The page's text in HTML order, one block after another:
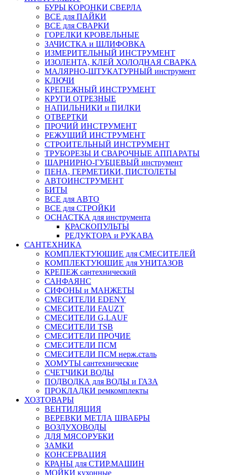
БУРЫ КОРОНКИ СВЕРЛА
ВСЕ для ПАЙКИ
ВСЕ для СВАРКИ
ГОРЕЛКИ КРОВЕЛЬНЫЕ
ЗАЧИСТКА и ШЛИФОВКА
ИЗМЕРИТЕЛЬНЫЙ ИНСТРУМЕНТ
ИЗОЛЕНТА, КЛЕЙ ХОЛОДНАЯ СВАРКА
МАЛЯРНО-ШТУКАТУРНЫЙ инструмент
КЛЮЧИ
КРЕПЕЖНЫЙ ИНСТРУМЕНТ
КРУГИ ОТРЕЗНЫЕ
НАПИЛЬНИКИ и ПИЛКИ
ОТВЕРТКИ
ПРОЧИЙ ИНСТРУМЕНТ
РЕЖУЩИЙ ИНСТРУМЕНТ
СТРОИТЕЛЬНЫЙ ИНСТРУМЕНТ
ТРУБОРЕЗЫ И СВАРОЧНЫЕ АППАРАТЫ
ШАРНИРНО-ГУБЦЕВЫЙ инструмент
ПЕНА, ГЕРМЕТИКИ, ПИСТОЛЕТЫ
АВТОИНСТРУМЕНТ
БИТЫ
ВСЕ для АВТО
ВСЕ для СТРОЙКИ
ОСНАСТКА для инструмента
КРАСКОПУЛЬТЫ
РЕДУКТОРА и РУКАВА
САНТЕХНИКА
КОМПЛЕКТУЮЩИЕ для СМЕСИТЕЛЕЙ
КОМПЛЕКТУЮЩИЕ для УНИТАЗОВ
КРЕПЕЖ сантехнический
САНФАЯНС
СИФОНЫ и МАНЖЕТЫ
СМЕСИТЕЛИ EDENY
СМЕСИТЕЛИ FAUZT
СМЕСИТЕЛИ G.LAUF
СМЕСИТЕЛИ TSB
СМЕСИТЕЛИ ПРОЧИЕ
СМЕСИТЕЛИ ПСМ
СМЕСИТЕЛИ ПСМ нерж.сталь
ХОМУТЫ сантехнические
СЧЕТЧИКИ ВОДЫ
ПОДВОДКА для ВОДЫ и ГАЗА
ПРОКЛАДКИ ремкомплекты
ХОЗТОВАРЫ
ВЕНТИЛЯЦИЯ
ВЕРЕВКИ МЕТЛА ШВАБРЫ
ВОЗДУХОВОДЫ
ДЛЯ МЯСОРУБКИ
ЗАМКИ
КОНСЕРВАЦИЯ
КРАНЫ для СТИР.МАШИН
МОЙКИ кухонные